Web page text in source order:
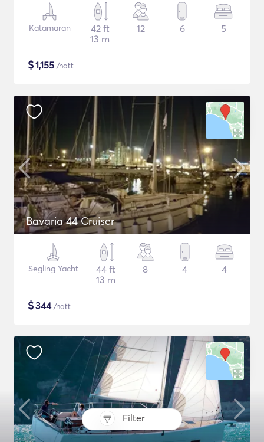
Filter
Katamaran
42 ft
13 m
12 6 5
$1,155 /natt
Bavaria 44 Cruiser
Segling Yacht
44 ft
13 m
8 4 4
$344/natt